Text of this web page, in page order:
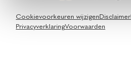
Cookievoorkeuren wijzigen Disclaimer
PrivacyverklaringVoorwaarden